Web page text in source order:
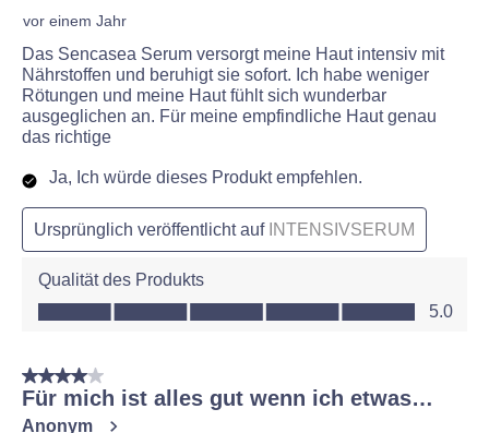
vor einem Jahr
Das Sencasea Serum versorgt meine Haut intensiv mit
Nährstoffen und beruhigt sie sofort. Ich habe weniger
Rötungen und meine Haut fühlt sich wunderbar
ausgeglichen an. Für meine empfindliche Haut genau
das richtige
Ja, Ich würde dieses Produkt empfehlen.
Ursprünglich veröffentlicht auf INTENSIVSERUM
Qualität des Produkts
Qualität des Produkts, 5.0 von 5
5.0
4 von 5 Sternen.
Für mich ist alles gut wenn ich etwas…
Anonym